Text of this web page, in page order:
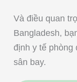
Và điều quan
Bangladesh,
định y tế phòng
sân bay.